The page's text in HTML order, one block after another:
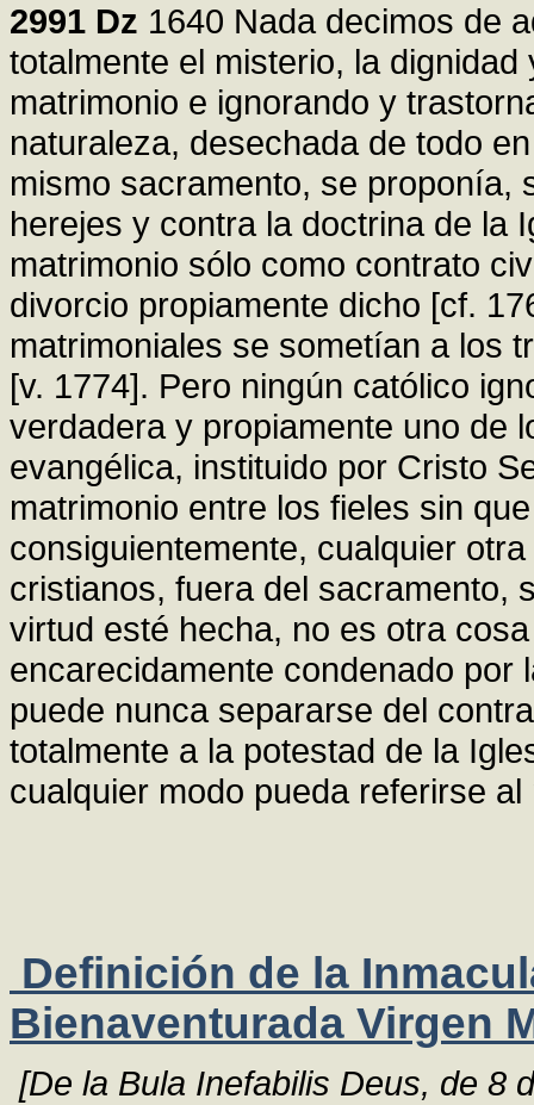
2991 Dz 1640 Nada decimos de
totalmente el misterio, la
matrimonio e ignorando y
naturaleza, desechada de todo
mismo sacramento, se proponía,
herejes y contra la doctrina de la
matrimonio sólo como contrato
divorcio propiamente dicho [cf.
matrimoniales se sometían a los
[v. 1774]. Pero ningún católico
verdadera y propiamente uno de
evangélica, instituido por Cristo
matrimonio entre los fieles sin
consiguientemente, cualquier
cristianos, fuera del sacramento,
virtud esté hecha, no es otra
encarecidamente condenado por
puede nunca separarse del
totalmente a la potestad de la
cualquier modo pueda referirse
Definición de la
Bienaventurada Virgen
[De la Bula Inefabilis Deus, de 8